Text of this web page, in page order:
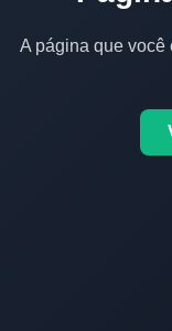
A página que você